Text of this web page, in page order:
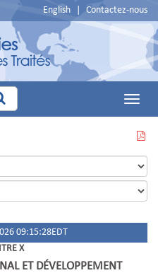
English Contactez-nous
Main
CETTE
PAGE
EN
PDF
09:15:28EDT
X
ET DÉVELOPPEMENT